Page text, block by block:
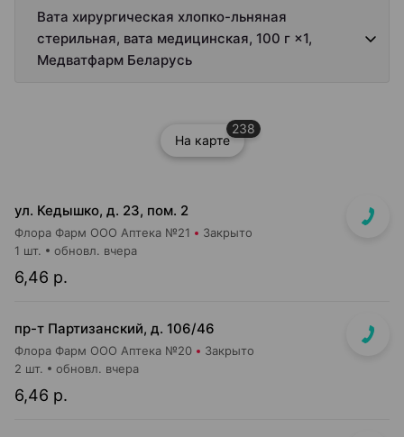
Вата хирургическая хлопко-льняная
стерильная, вата медицинская, 100 г ×1,
Медватфарм Беларусь
На карте
238
ул. Кедышко, д. 23, пом. 2
Флора Фарм ООО Аптека №21 Закрыто
6,46 р.
1 шт. обновл. вчера
пр-т Партизанский, д. 106/46
Флора Фарм ООО Аптека №20 Закрыто
6,46 р.
2 шт. обновл. вчера